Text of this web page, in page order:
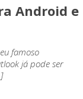
Android e
famoso
já pode ser